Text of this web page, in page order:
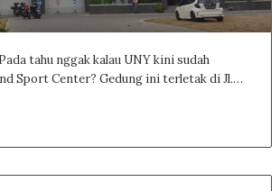
tahu nggak kalau UNY kini sudah
Sport Center? Gedung ini terletak di Jl.…